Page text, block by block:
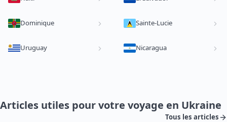
Dominique Sainte-Lucie
Uruguay Nicaragua
Articles utiles pour votre voyage en Ukraine
Tous les articles